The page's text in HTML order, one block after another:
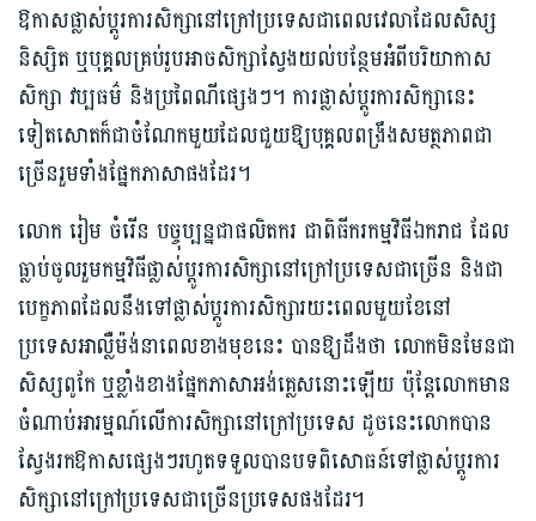
ឱកាសផ្លាស់ប្ដូរការសិក្សានៅក្រៅប្រទេសជាពេលវេលាដែលសិស្ស
និស្សិត ឬបុគ្គលគ្រប់រូបអាចសិក្សាស្វែងយល់បន្ថែមអំពីបរិយាកាស
សិក្សា វប្បធម៌ និងប្រពៃណីផ្សេងៗ។ ការផ្លាស់ប្ដូរការសិក្សានេះ
ទៀតសោតក៏ជាចំណែកមួយដែលជួយឱ្យបុគ្គលពង្រឹងសមត្ថភាពជា
ច្រើនរួមទាំងផ្នែកភាសាផងដែរ។
លោក រៀម ចំរើន បច្ចុប្បន្ន​ជាផលិតករ ជាពិធីករកម្មវិធីឯករាជ ដែល
ធ្លាប់ចូលរួម​កម្មវិធីផ្លាស់ប្តូរ​ការ​សិក្សានៅក្រៅប្រទេស​ជាច្រើន និងជា
បេក្ខភាពដែលនឹងទៅផ្លាស់ប្ដូរការសិក្សារយះពេលមួយខែនៅ
ប្រទេសអាល្លឺម៉ង់នាពេលខាងមុខនេះ បានឱ្យ​ដឹងថា លោកមិនមែនជា
សិស្សពូកែ ឬខ្លាំងខាងផ្នែកភាសាអង់គ្លេសនោះឡើយ ប៉ុន្តែលោកមាន
ចំណាប់អារម្មណ៍លើការសិក្សានៅក្រៅប្រទេស ដូចនេះលោកបាន
ស្វែងរកឱកាសផ្សេងៗរហូតទទួលបានបទពិសោធន៍ទៅផ្លាស់ប្ដូរការ
សិក្សានៅក្រៅប្រទេសជាច្រើនប្រទេសផងដែរ។